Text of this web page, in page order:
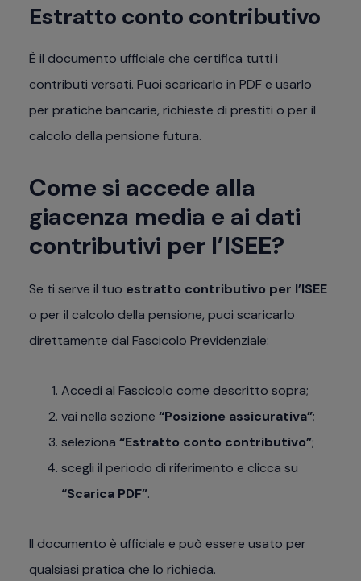
Estratto conto contributivo
È il documento ufficiale che certifica tutti i
contributi versati. Puoi scaricarlo in PDF e usarlo
per pratiche bancarie, richieste di prestiti o per il
calcolo della pensione futura.
Come si accede alla
giacenza media e ai dati
contributivi per l’ISEE?
Se ti serve il tuo estratto contributivo per l’ISEE
o per il calcolo della pensione, puoi scaricarlo
direttamente dal Fascicolo Previdenziale:
Accedi al Fascicolo come descritto sopra;
vai nella sezione “Posizione assicurativa”;
seleziona “Estratto conto contributivo”;
scegli il periodo di riferimento e clicca su
“Scarica PDF”.
Il documento è ufficiale e può essere usato per
qualsiasi pratica che lo richieda.